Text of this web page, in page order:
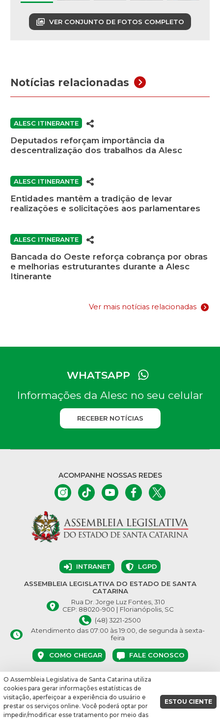
VER CONJUNTO DE FOTOS COMPLETO
Notícias relacionadas
ALESC ITINERANTE
Deputados reforçam importância da
descentralização dos trabalhos da Alesc
ALESC ITINERANTE
Entidades mantêm a tradição de levar
realizações e solicitações aos parlamentares
ALESC ITINERANTE
Bancada do Oeste reforça cobrança por obras
e melhorias estruturantes durante a Alesc
Itinerante
Ver mais notícias relacionadas
WHATSAPP
Informações da Alesc no seu celular
RECEBER NOTÍCIAS
ACOMPANHE NOSSAS REDES
INTRANET LGPD
ASSEMBLEIA LEGISLATIVA DO ESTADO DE SANTA
CATARINA
Rua Dr. Jorge Luz Fontes, 310
CEP: 88020-900 | Florianópolis, SC
(48) 3221-2500
Atendimento das 07:00 às 19:00, de segunda à sexta-
feira
COMO CHEGAR FALE CONOSCO
© Assembleia Legislativa do Estado de Santa Catarina 2026.
Desenvolvido por:
vbuild 17609
O Assembleia Legislativa de Santa Catarina utiliza
cookies para gerar informações estatísticas de
visitação, aperfeiçoar a experiência do usuário e
prestar os serviços online. Você poderá optar por
impedir/modificar esse tratamento por meio das
ESTOU CIENTE